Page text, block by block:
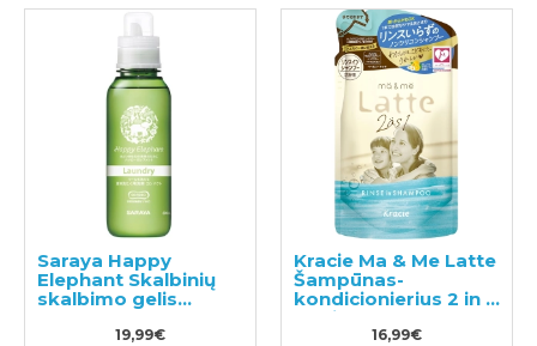
Saraya Happy
Elephant Skalbinių
skalbimo gelis
19,99€
Kracie Ma & Me Latte
Šampūnas-
kondicionierius 2 in 1
papildymas 360ml
16,99€